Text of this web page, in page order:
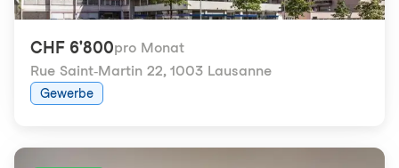
CHF 6'800pro Monat
Rue Saint-Martin 22, 1003 Lausanne
Gewerbe